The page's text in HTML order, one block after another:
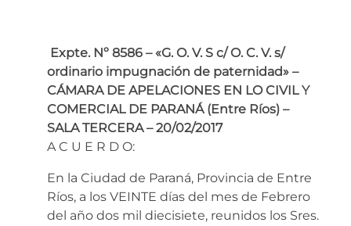
Expte. Nº 8586 – «G. O. V. S c/ O. C. V. s/
ordinario impugnación de paternidad» –
CÁMARA DE APELACIONES EN LO CIVIL Y
COMERCIAL DE PARANÁ (Entre Ríos) –
SALA TERCERA – 20/02/2017
A C U E R D O:
En la Ciudad de Paraná, Provincia de Entre
Ríos, a los VEINTE días del mes de Febrero
del año dos mil diecisiete, reunidos los Sres.